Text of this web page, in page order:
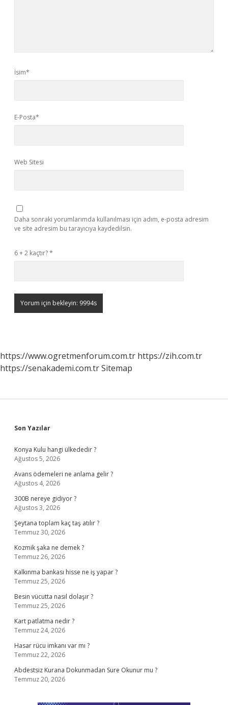
İsim*
E-Posta*
Web Sitesi
Daha sonraki yorumlarımda kullanılması için adım, e-posta adresim
ve site adresim bu tarayıcıya kaydedilsin.
6 + 2 kaçtır?*
https://www.ogretmenforum.com.tr https://zih.com.tr
https://senakademi.com.trSitemap
Sidebar
Son Yazılar
Konya Kulu hangi ülkededir ?
Ağustos 5, 2026
Avans ödemeleri ne anlama gelir ?
Ağustos 4, 2026
300B nereye gidiyor ?
Ağustos 3, 2026
Şeytana toplam kaç taş atılır ?
Temmuz 30, 2026
Kozmik şaka ne demek ?
Temmuz 26, 2026
Kalkınma bankası hisse ne iş yapar ?
Temmuz 25, 2026
Besin vücutta nasıl dolaşır ?
Temmuz 25, 2026
Kart patlatma nedir ?
Temmuz 24, 2026
Hasar rücu imkanı var mı ?
Temmuz 22, 2026
Abdestsiz Kurana Dokunmadan Sure Okunur mu ?
Temmuz 20, 2026